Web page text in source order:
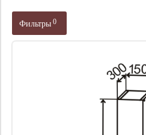
Фильтры 0